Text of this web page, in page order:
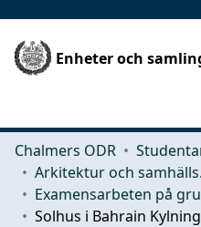
Enheter och
Chalmers ODR